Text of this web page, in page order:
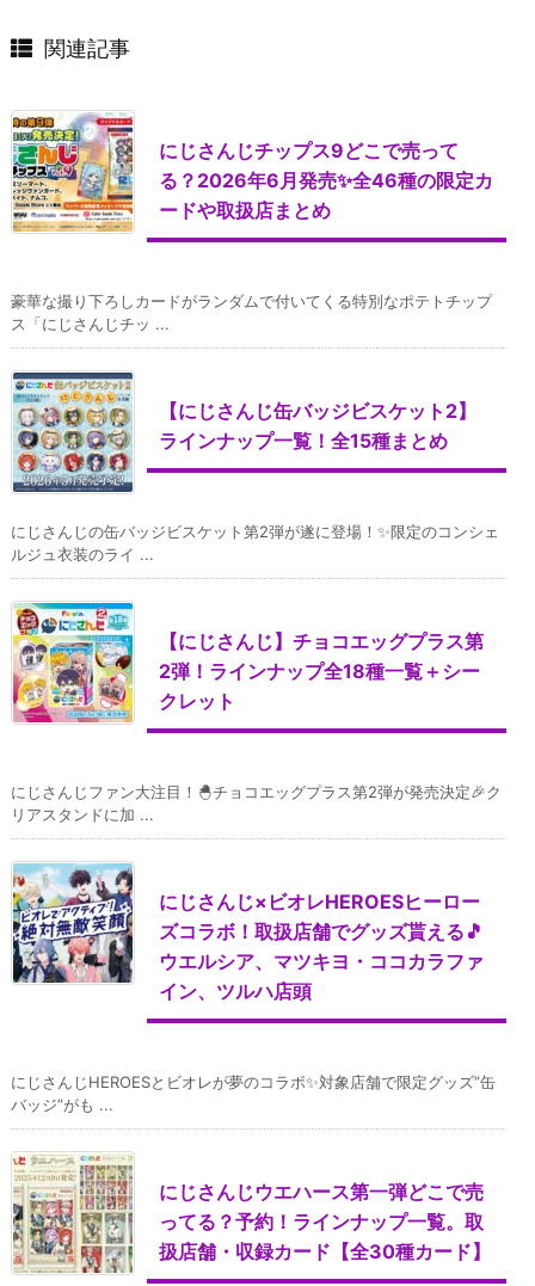
関連記事
にじさんじチップス9どこで売って
る？2026年6月発売✨全46種の限定カ
ードや取扱店まとめ
豪華な撮り下ろしカードがランダムで付いてくる特別なポテトチップ
ス「にじさんじチッ ...
【にじさんじ缶バッジビスケット2】
ラインナップ一覧！全15種まとめ
にじさんじの缶バッジビスケット第2弾が遂に登場！✨限定のコンシェ
ルジュ衣装のライ ...
【にじさんじ】チョコエッグプラス第
2弾！ラインナップ全18種一覧＋シー
クレット
にじさんじファン大注目！🐣チョコエッグプラス第2弾が発売決定🎉ク
リアスタンドに加 ...
にじさんじ×ビオレHEROESヒーロー
ズコラボ！取扱店舗でグッズ貰える🎵
ウエルシア、マツキヨ・ココカラファ
イン、ツルハ店頭
にじさんじHEROESとビオレが夢のコラボ✨対象店舗で限定グッズ”缶
バッジ”がも ...
にじさんじウエハース第一弾どこで売
ってる？予約！ラインナップ一覧。取
扱店舗・収録カード【全30種カード】